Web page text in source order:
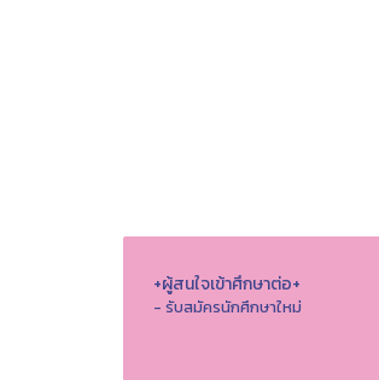
+ผู้สนใจเข้าศึกษาต่อ+
- รับสมัครนักศึกษาใหม่